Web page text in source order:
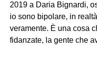
2019 a Daria Bignardi,
io sono bipolare, in
veramente. È una cosa
fidanzate, la gente che